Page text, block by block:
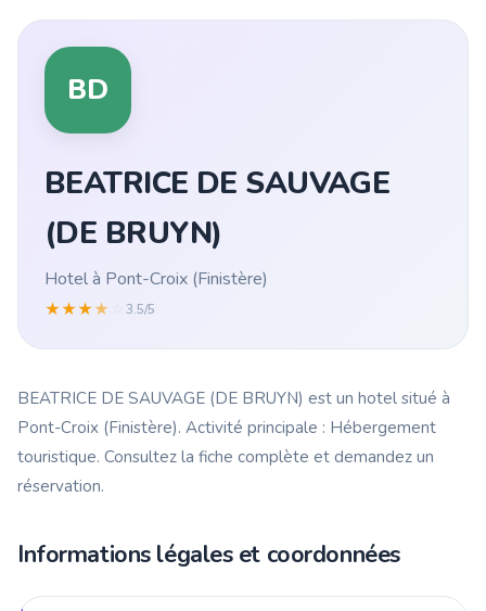
BD
BEATRICE DE SAUVAGE
(DE BRUYN)
Hotel à Pont-Croix (Finistère)
★★★★ 3.5/5
BEATRICE DE SAUVAGE (DE BRUYN) est un hotel situé à
Pont-Croix (Finistère). Activité principale : Hébergement
touristique. Consultez la fiche complète et demandez un
réservation.
Informations légales et coordonnées